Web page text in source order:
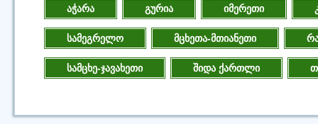
აჭარა გურია იმერეთი
სამეგრელო მცხეთა-მთიანეთი
სამცხე-ჯავახეთი შიდა ქართლი